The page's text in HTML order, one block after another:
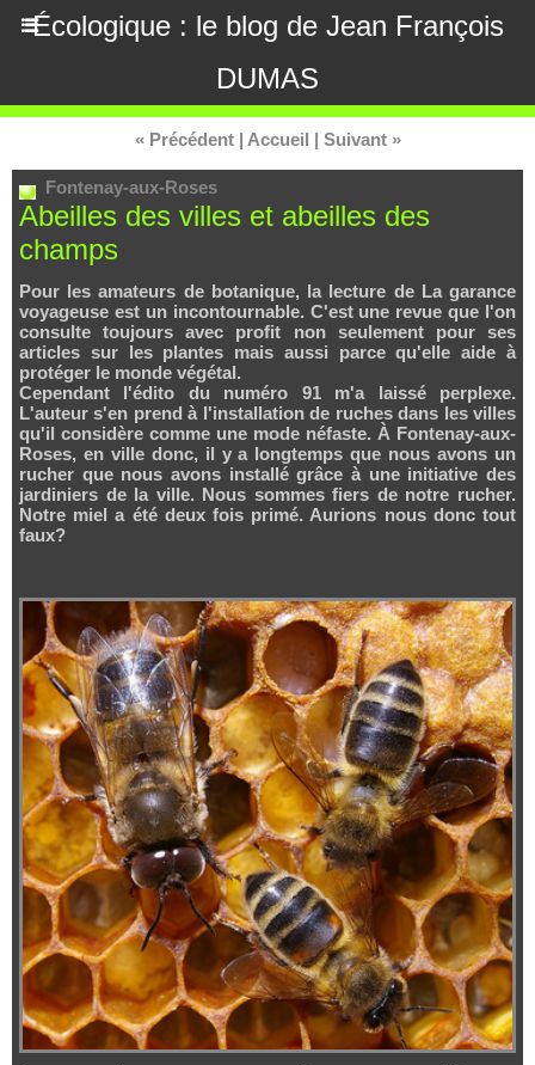
Écologique : le blog de Jean François
DUMAS
« Précédent | Accueil | Suivant »
Fontenay-aux-Roses
Abeilles des villes et abeilles des
champs
Pour les amateurs de botanique, la lecture de La garance
voyageuse est un incontournable. C'est une revue que l'on
consulte toujours avec profit non seulement pour ses
articles sur les plantes mais aussi parce qu'elle aide à
protéger le monde végétal.
Cependant l'édito du numéro 91 m'a laissé perplexe.
L'auteur s'en prend à l'installation de ruches dans les villes
qu'il considère comme une mode néfaste. À Fontenay-aux-
Roses, en ville donc, il y a longtemps que nous avons un
rucher que nous avons installé grâce à une initiative des
jardiniers de la ville. Nous sommes fiers de notre rucher.
Notre miel a été deux fois primé. Aurions nous donc tout
faux?